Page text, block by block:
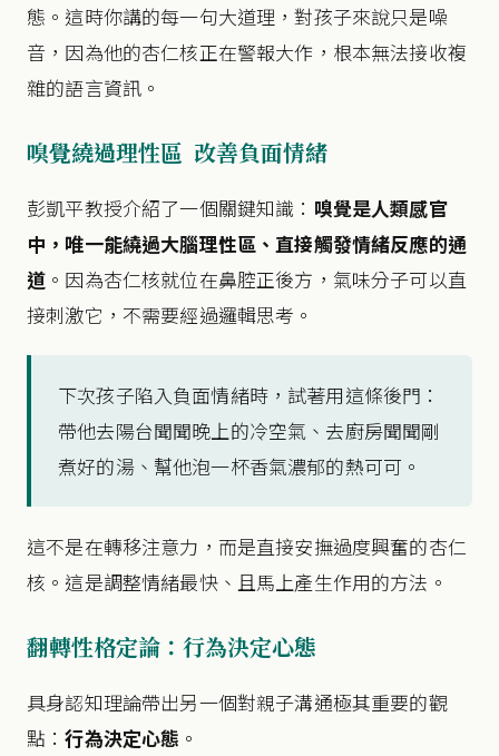
態。這時你講的每一句大道理，對孩子來說只是噪
音，因為他的杏仁核正在警報大作，根本無法接收複
雜的語言資訊。
嗅覺繞過理性區 改善負面情緒
彭凱平教授介紹了一個關鍵知識： 嗅覺是人類感官
中，唯一能繞過大腦理性區、直接觸發情緒反應的通
道 。因為杏仁核就位在鼻腔正後方，氣味分子可以直
接刺激它，不需要經過邏輯思考。
下次孩子陷入負面情緒時，試著用這條後門：
帶他去陽台聞聞晚上的冷空氣、去廚房聞聞剛
煮好的湯、幫他泡一杯香氣濃郁的熱可可。
這不是在轉移注意力，而是直接安撫過度興奮的杏仁
核。這是調整情緒最快、且馬上產生作用的方法。
翻轉性格定論：行為決定心態
具身認知理論帶出另一個對親子溝通極其重要的觀
點：行為決定心態 。